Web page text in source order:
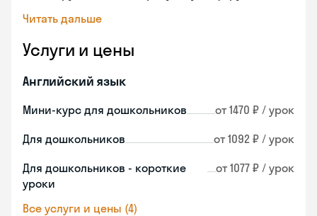
Читать дальше
Услуги и цены
Английский язык
Мини-курс для дошкольников от 1470 ₽ / урок
Для дошкольников от 1092 ₽ / урок
Для дошкольников - короткие
уроки
от 1077 ₽ / урок
Все услуги и цены (4)